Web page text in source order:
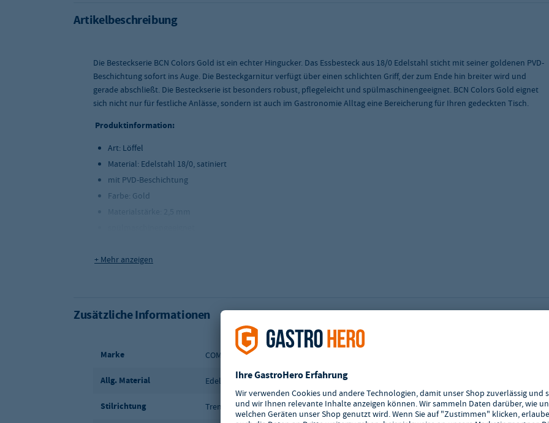
Artikelbeschreibung
Die Besteckserie BCN Colors Gold ist ein echter Hingucker. Das Essbesteck aus 18/0 Edelstahl sticht mit seiner goldenen PVD-
Beschichtung sofort ins Auge. Die Besteckgarnitur verfügt über einen schlichten Griff, der zum Ende hin breiter wird und
gerade abschließt. Die Besteckserie ist besonders robust, pflegeleicht und spülmaschinengeeignet. BCN Colors Gold eignet
sich nicht nur für festliche Anlässe, sondern ist auch im Gastronomie Alltag eine Bereicherung für Ihren gedeckten Tisch.
Produktinformation:
Art: Löffel
Material: Edelstahl 18/0, satiniert
mit PVD-Beschichtung
Farbe: Gold
Gewicht: 15 g
+ Mehr anzeigen
Zusätzliche Informationen
Marke COMAS
Allg. Material Edelstahl 18/0
Stilrichtung Trendy